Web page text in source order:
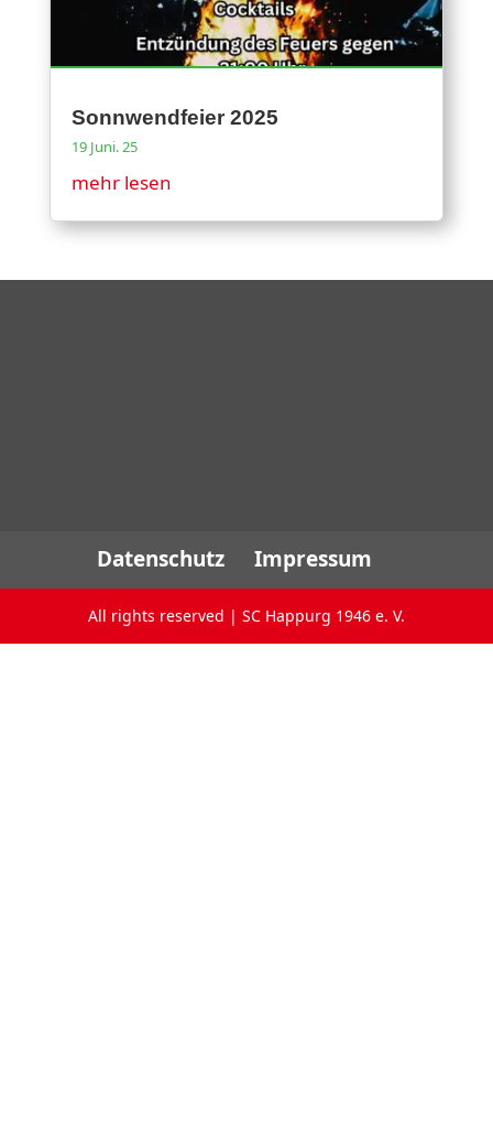
Sonnwendfeier 2025
19 Juni. 25
mehr lesen
Datenschutz Impressum
All rights reserved | SC Happurg 1946 e. V.